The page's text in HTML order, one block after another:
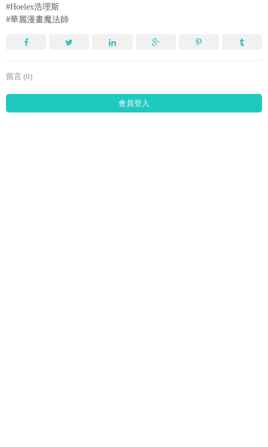
#Hoelex浩理斯
#華麗漫畫魔法師
留言 (0)
會員登入